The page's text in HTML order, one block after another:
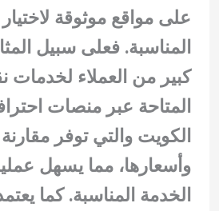
على مواقع موثوقة
المناسبة. فعلى سبيل
كبير من العملاء
المتاحة عبرمنصات
الكويت والتي توفر
وأسعارها، مما يسهل
الخدمة المناسبة. كما